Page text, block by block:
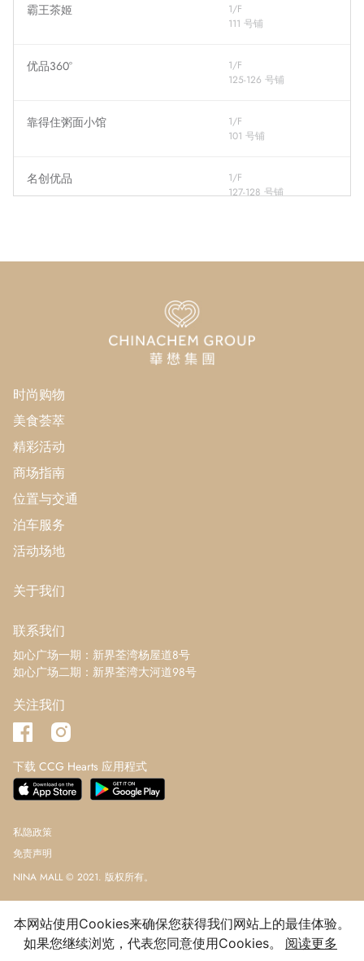
霸王茶姬
1/F
111 号铺
优品360°
1/F
125-126 号铺
靠得住粥面小馆
1/F
101 号铺
名创优品
1/F
127-128 号铺
1/F
Italian Tomato
西树泡芙
韩印红 Home
MOS Burger
日系生活 JP Living Style
幸福食堂
凑凑火锅‧茶憩
113 号铺
时尚购物
美食荟萃
精彩活动
商场指南
位置与交通
泊车服务
活动场地
关于我们
联系我们
如心广场一期：新界荃湾杨屋道8号
如心广场二期：新界荃湾大河道98号
关注我们
下载 CCG Hearts 应用程式
NINA MALL © 2021. 版权所有。
私隐政策
免责声明
本网站使用Cookies来确保您获得我们网站上的最佳体验。
如果您继续浏览，代表您同意使用Cookies。
阅读更多